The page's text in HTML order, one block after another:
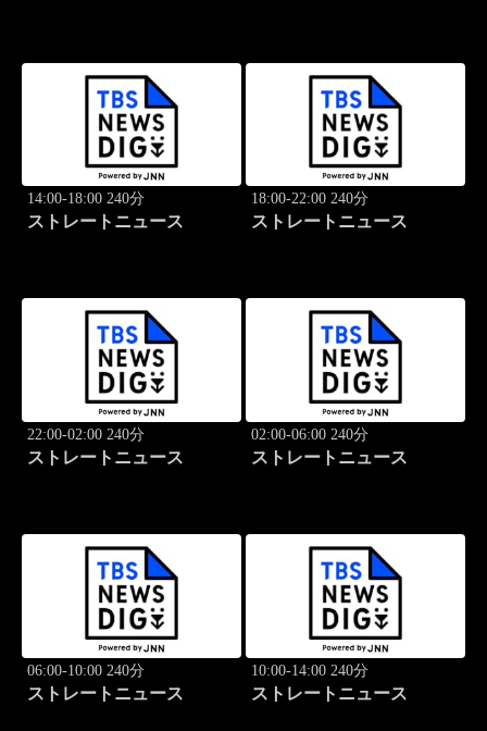
14:00-18:00 240分
ストレートニュース
18:00-22:00 240分
ストレートニュース
22:00-02:00 240分
ストレートニュース
02:00-06:00 240分
ストレートニュース
06:00-10:00 240分
ストレートニュース
10:00-14:00 240分
ストレートニュース